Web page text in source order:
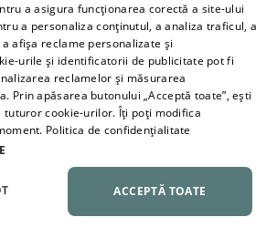
magazin
rezervate © Joybex.ro
a asigura funcționarea corectă a site-ului
a personaliza conținutul, a analiza traficul, a
afișa reclame personalizate și
urile și identificatorii de publicitate pot fi
reclamelor și măsurarea
Prin apăsarea butonului „Acceptă toate”, ești
tuturor cookie-urilor. Îți poți modifica
Politica de confidențialitate
ACCEPTĂ TOATE